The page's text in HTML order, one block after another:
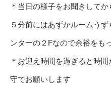
＊当日の様子をお聞きして
５分前にはあずかルームう
ンターの２Fなので余裕をも
＊お迎え時間を過ぎると時
守でお願いします